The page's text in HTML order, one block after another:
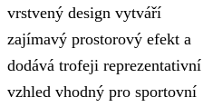
vrstvený design vytváří
zajímavý prostorový efekt a
dodává trofeji reprezentativní
vzhled vhodný pro sportovní